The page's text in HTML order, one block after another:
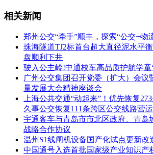
相关新闻
郑州公交“牵手”顺丰，探索“公交+物
珠海隧道TJ2标首台超大直径泥水平
盘顺利下井
驶入公主岭!中通校车高品质护航学童
广州公交集团召开党委（扩大）会议
量发展大会精神座谈会
上海公共交通“动起来”！优先恢复
久事公交恢复111条跨区公交线路营运
宇通客车与青岛市市北区政府、青岛
战略合作协议
温州S1线闸机设备国产化试点更新改
中国通号入选首批国家级产业知识产